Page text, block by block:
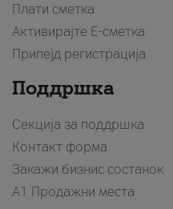
Плати сметка
Активирајте Е-сметка
Припејд регистрација
Поддршка
Секција за поддршка
Контакт форма
Закажи бизнис состанок
A1 Продажни места